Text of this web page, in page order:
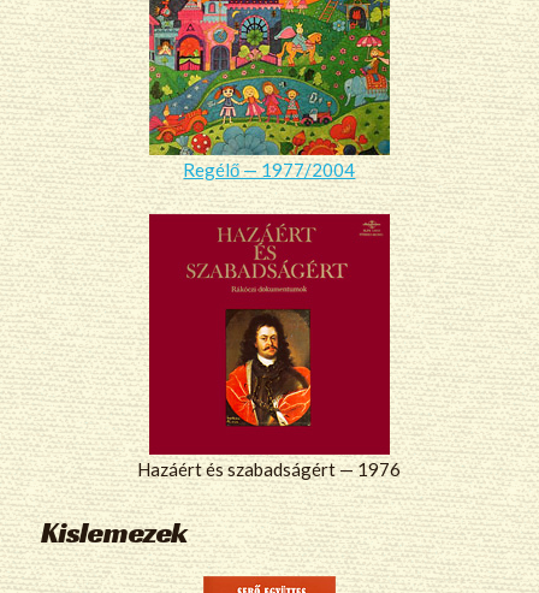
Regélő — 1977/2004
Hazáért és szabadságért — 1976
Kislemezek